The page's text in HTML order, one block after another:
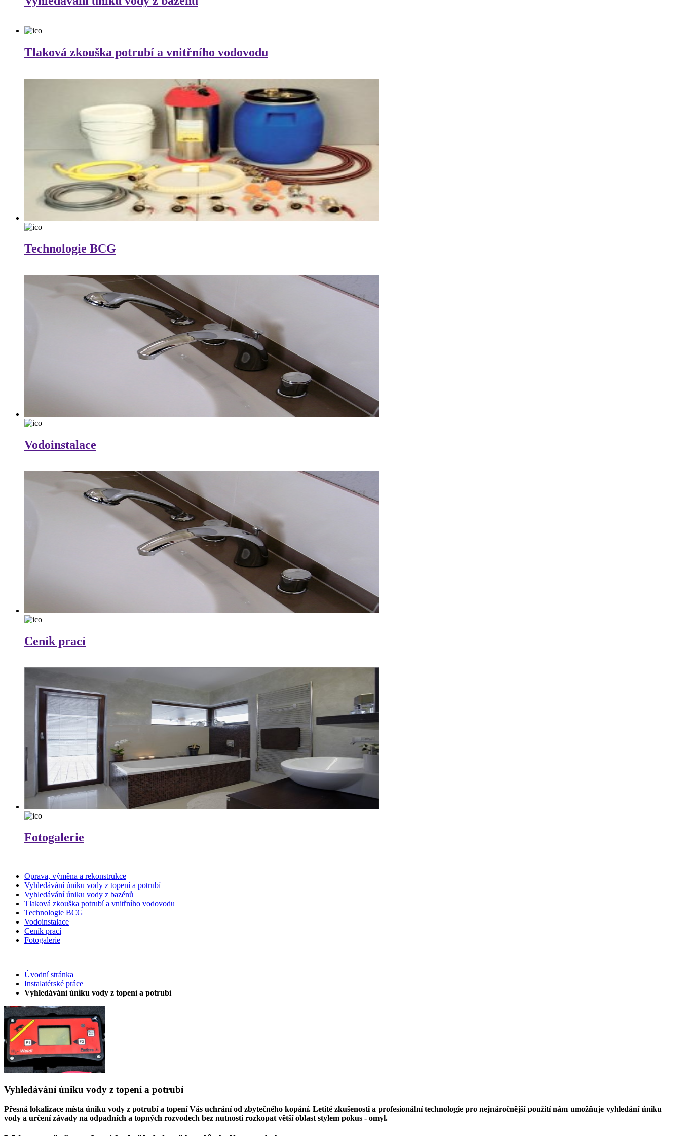
Tlaková zkouška potrubí a vnitřního vodovodu
Technologie BCG
Vodoinstalace
Ceník prací
Fotogalerie
Oprava, výměna a rekonstrukce
Vyhledávání úniku vody z topení a potrubí
Vyhledávání úniku vody z bazénů
Tlaková zkouška potrubí a vnitřního vodovodu
Technologie BCG
Vodoinstalace
Ceník prací
Fotogalerie
Úvodní stránka
Instalatérské práce
Vyhledávání úniku vody z topení a potrubí
Vyhledávání úniku vody z topení a potrubí
Přesná lokalizace místa úniku vody z potrubí a topení Vás uchrání od zbytečného kopání. Letité zkušenosti a profesionální technologie pro nejnáročnější použití nám umožňuje vyhledání úniku
vody a určení závady na odpadních a topných rozvodech bez nutnosti rozkopat větší oblast stylem pokus - omyl.